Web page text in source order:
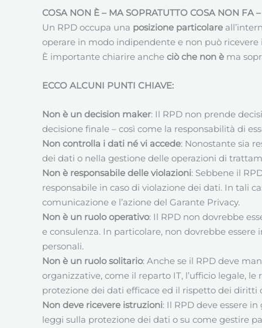
COSA NON È – MA SOPRATUTTO COSA NON FA
Un RPD occupa una posizione particolare
operare in modo indipendente e non può
È importante chiarire anche ciò che non è ma
ECCO ALCUNI PUNTI CHIAVE:
Non è un decision maker: Il RPD non prende
decisione finale – così come la responsabilità di
Non controlla i dati né vi accede: Nonostante sia
dei dati o nella gestione delle operazioni di
Non è responsabile delle violazioni: Sebbene il
responsabile in caso di violazione dei dati. In tali
comunicazione e l’azione del Garante Privacy.
Non è un ruolo operativo: Il RPD non dovrebbe
e consulenza. In particolare, non dovrebbe
personali.
Non è un ruolo solitario: Anche se il RPD deve
organizzative, come il reparto IT, l’ufficio legale,
protezione dei dati efficace ed il rispetto dei diritti
Non deve ricevere istruzioni: Il RPD deve essere
leggi sulla protezione dei dati o su come gestire